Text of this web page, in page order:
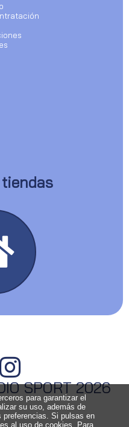
SPORT 2026
para garantizar el
su uso, además de
preferencias. Si pulsas en
al uso de cookies. Para